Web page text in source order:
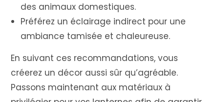
des animaux domestiques.
Préférez un éclairage indirect pour une
ambiance tamisée et chaleureuse.
En suivant ces recommandations, vous
créerez un décor aussi sûr qu’agréable.
Passons maintenant aux matériaux à